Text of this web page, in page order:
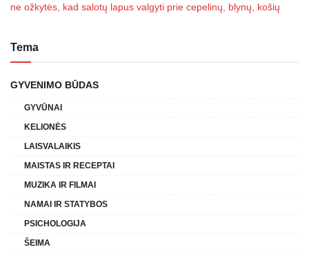
ne ožkytės, kad salotų lapus valgyti prie cepelinų, blynų, košių
Tema
GYVENIMO BŪDAS
GYVŪNAI
KELIONĖS
LAISVALAIKIS
MAISTAS IR RECEPTAI
MUZIKA IR FILMAI
NAMAI IR STATYBOS
PSICHOLOGIJA
ŠEIMA